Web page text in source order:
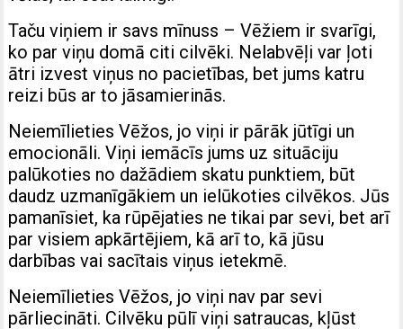
Taču viņiem ir savs mīnuss – Vēžiem ir svarīgi,
ko par viņu domā citi cilvēki. Nelabvēļi var ļoti
ātri izvest viņus no pacietības, bet jums katru
reizi būs ar to jāsamierinās.
Neiemīlieties Vēžos, jo viņi ir pārāk jūtīgi un
emocionāli. Viņi iemācīs jums uz situāciju
palūkoties no dažādiem skatu punktiem, būt
daudz uzmanīgākiem un ielūkoties cilvēkos. Jūs
pamanīsiet, ka rūpējaties ne tikai par sevi, bet arī
par visiem apkārtējiem, kā arī to, kā jūsu
darbības vai sacītais viņus ietekmē.
Neiemīlieties Vēžos, jo viņi nav par sevi
pārliecināti. Cilvēku pūlī viņi satraucas, kļūst